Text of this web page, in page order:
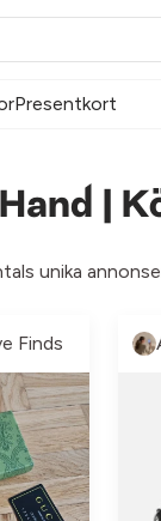
Presentkort
|
unika
Finds